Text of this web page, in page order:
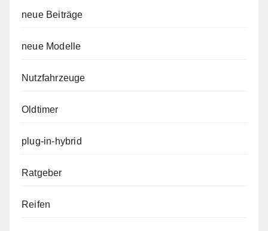
neue Beiträge
neue Modelle
Nutzfahrzeuge
Oldtimer
plug-in-hybrid
Ratgeber
Reifen